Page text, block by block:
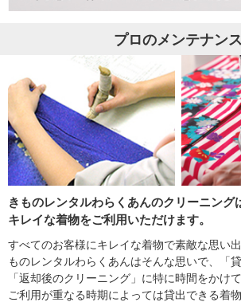
プロのメンテナンス
きものレンタルわらくあんのクリーニング
キレイな着物をご利用いただけます。
すべてのお客様にキレイな着物で素敵な思い
ものレンタルわらくあんはそんな思いで、「
「返却後のクリーニング」に特に時間をかけ
ご利用が重なる時期によっては貸出できる着